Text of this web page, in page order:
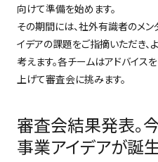
向けて準備を始めます。
その期間には、社外有識者のメン
イデアの課題をご指摘いただき
考えます。各チームはアドバイス
上げて審査会に挑みます。
審査会結果発表。
事業アイデアが誕